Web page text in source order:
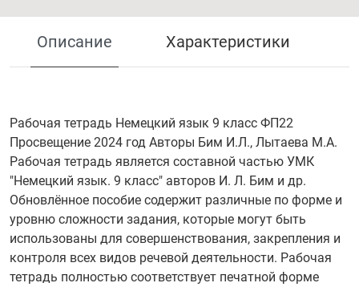
Описание Характеристики
Рабочая тетрадь Немецкий язык 9 класс ФП22
Просвещение 2024 год Авторы Бим И.Л., Лытаева М.А.
Рабочая тетрадь является составной частью УМК
"Немецкий язык. 9 класс" авторов И. Л. Бим и др.
Обновлённое пособие содержит различные по форме и
уровню сложности задания, которые могут быть
использованы для совершенствования, закрепления и
контроля всех видов речевой деятельности. Рабочая
тетрадь полностью соответствует печатной форме